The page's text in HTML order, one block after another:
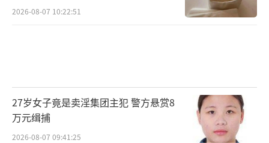
2026-08-07 10:22:51
27岁女子竟是卖淫集团主犯 警方悬赏8
万元缉捕
2026-08-07 09:41:25